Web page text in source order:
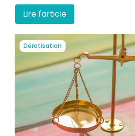
Lire l'article
Dératisation